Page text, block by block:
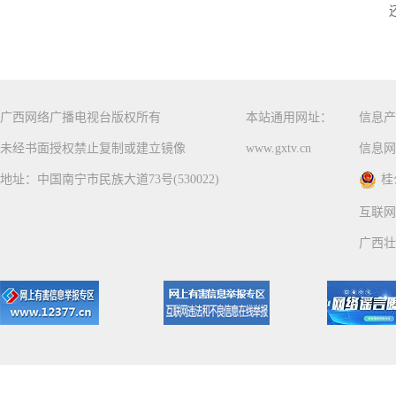
广西网络广播电视台版权所有
未经书面授权禁止复制或建立镜像
地址：中国南宁市民族大道73号(530022)
本站通用网址：
www.gxtv.cn
信息
信息
桂
互联
广西